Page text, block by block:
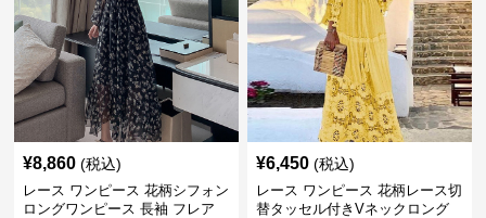
¥8,860 (税込)
レース ワンピース 花柄シフォン
ロングワンピース 長袖 フレア
¥6,450 (税込)
レース ワンピース 花柄レース切
替タッセル付きVネックロング